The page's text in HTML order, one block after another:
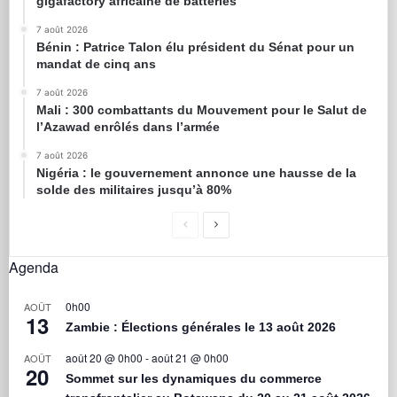
7 août 2026
Bénin : Patrice Talon élu président du Sénat pour un
mandat de cinq ans
7 août 2026
Mali : 300 combattants du Mouvement pour le Salut de
l’Azawad enrôlés dans l’armée
7 août 2026
Nigéria : le gouvernement annonce une hausse de la
solde des militaires jusqu’à 80%
Agenda
AOÛT
13
0h00
Zambie : Élections générales le 13 août 2026
AOÛT
20
août 20 @ 0h00 -août 21 @ 0h00
Sommet sur les dynamiques du commerce